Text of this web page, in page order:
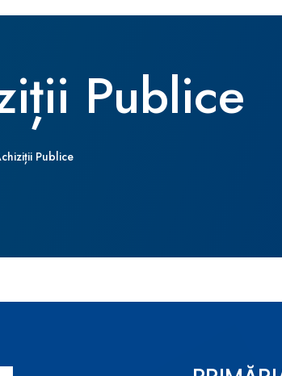
Publice
Publice